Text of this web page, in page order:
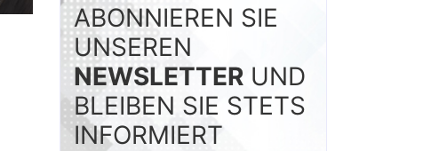
ABONNIEREN SIE
UNSEREN
NEWSLETTER UND
BLEIBEN SIE STETS
INFORMIERT